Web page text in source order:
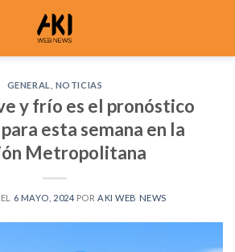
GENERAL NOTICIAS
y frío es el pronóstico
esta semana en la
Metropolitana
6 MAYO, 2024 POR AKI WEB NEWS